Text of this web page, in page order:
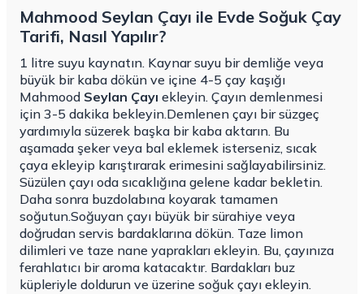
Mahmood Seylan Çayı ile Evde Soğuk Çay
Tarifi, Nasıl Yapılır?
1 litre suyu kaynatın. Kaynar suyu bir demliğe veya
büyük bir kaba dökün ve içine 4-5 çay kaşığı
Mahmood Seylan Çayı ekleyin. Çayın demlenmesi
için 3-5 dakika bekleyin.Demlenen çayı bir süzgeç
yardımıyla süzerek başka bir kaba aktarın. Bu
aşamada şeker veya bal eklemek isterseniz, sıcak
çaya ekleyip karıştırarak erimesini sağlayabilirsiniz.
Süzülen çayı oda sıcaklığına gelene kadar bekletin.
Daha sonra buzdolabına koyarak tamamen
soğutun.Soğuyan çayı büyük bir sürahiye veya
doğrudan servis bardaklarına dökün. Taze limon
dilimleri ve taze nane yaprakları ekleyin. Bu, çayınıza
ferahlatıcı bir aroma katacaktır. Bardakları buz
küpleriyle doldurun ve üzerine soğuk çayı ekleyin.